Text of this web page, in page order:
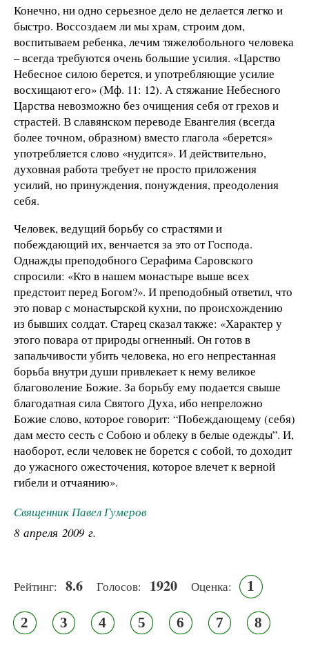
Конечно, ни одно серьезное дело не делается легко и
быстро. Воссоздаем ли мы храм, строим дом,
воспитываем ребенка, лечим тяжелобольного человека
– всегда требуются очень большие усилия. «Царство
Небесное силою берется, и употребляющие усилие
восхищают его» (Мф. 11: 12). А стяжание Небесного
Царства невозможно без очищения себя от грехов и
страстей. В славянском переводе Евангелия (всегда
более точном, образном) вместо глагола «берется»
употребляется слово «нудится». И действительно,
духовная работа требует не просто приложения
усилий, но принуждения, понуждения, преодоления
себя.
Человек, ведущий борьбу со страстями и
побеждающий их, венчается за это от Господа.
Однажды преподобного Серафима Саровского
спросили: «Кто в нашем монастыре выше всех
предстоит перед Богом?». И преподобный ответил, что
это повар с монастырской кухни, по происхождению
из бывших солдат. Старец сказал также: «Характер у
этого повара от природы огненный. Он готов в
запальчивости убить человека, но его непрестанная
борьба внутри души привлекает к нему великое
благоволение Божие. За борьбу ему подается свыше
благодатная сила Святого Духа, ибо непреложно
Божие слово, которое говорит: “Побеждающему (себя)
дам место сесть с Собою и облеку в белые одежды”. И,
наоборот, если человек не борется с собой, то доходит
до ужасного ожесточения, которое влечет к верной
гибели и отчаянию».
Священник Павел Гумеров
8 апреля 2009 г.
Рейтинг: 8.6 Голосов: 1920 Оценка: 1
2 3 4 5 6 7 8